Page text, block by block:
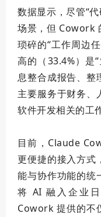
数据显示，尽管“
场景，但 Cowork
琐碎的“工作周边
高的（33.4%）是
息整合成报告、整
主要服务于财务、
软件开发相关的工
目前，Claude
更便捷的接入方式
能与协作功能的统
将 AI 融入企业
Cowork 提供的不